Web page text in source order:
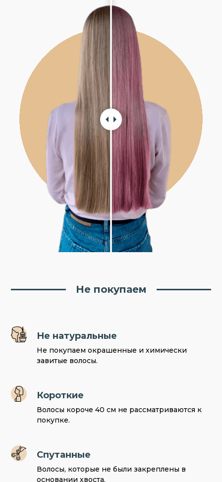
Не покупаем
Не натуральные
Не покупаем окрашенные и химически
завитые волосы.
Короткие
Волосы короче 40 см не рассматриваются к
покупке.
Спутанные
Волосы, которые не были закреплены в
основании хвоста.